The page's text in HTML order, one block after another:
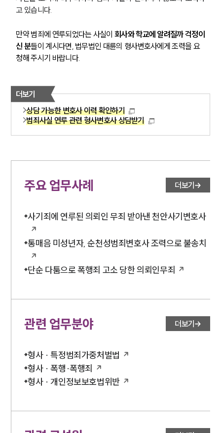
고 있습니다.
만약 범죄에 연루되었다는 사실이 회사와 학교에 알려질까 걱정이
신 분들이 계시다면, 법무법인 대륜의 형사변호사에게 조력을 요
청해 주시기 바랍니다.
더보기
상담 가능한 변호사 이력 확인하기
범죄사실 연루 관련 형사변호사 상담받기
주요 업무사례 더보기
사기죄에 연루된 의뢰인 무죄 받아낸 천안사기변호사
통매음 미성년자, 순천성범죄변호사 조력으로 불송치
단순 다툼으로 폭행죄 고소 당한 의뢰인무죄
관련 업무분야 더보기
형사 · 특정범죄가중처벌법
형사 · 폭행·폭행죄
형사 · 개인정보보호법위반